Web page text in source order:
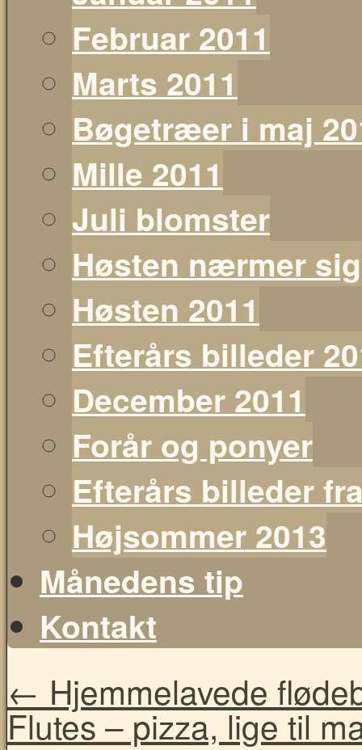
Februar 2011
Marts 2011
Bøgetræer i maj
Mille 2011
Juli blomster
Høsten nærmer sig
Høsten 2011
Efterårs billeder
December 2011
Forår og ponyer
Efterårs billeder
Højsommer 2013
Månedens tip
Kontakt
← Hjemmelavede
Flutes – pizza, lige til